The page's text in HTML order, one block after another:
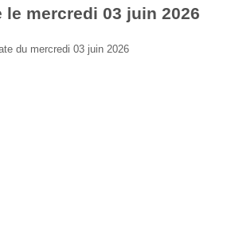
mercredi 03 juin 2026
du mercredi 03 juin 2026